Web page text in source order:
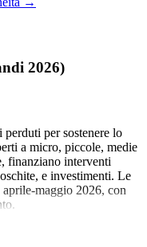
2026)
per sostenere lo
a micro, piccole, medie
finanziano interventi
e investimenti. Le
maggio 2026, con